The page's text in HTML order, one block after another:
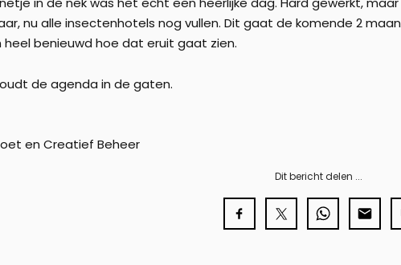
nu alle insectenhotels nog vullen. Dit gaat de komende 2
benieuwd hoe dat eruit gaat zien.
de agenda in de gaten.
en Creatief Beheer
Dit bericht delen ...